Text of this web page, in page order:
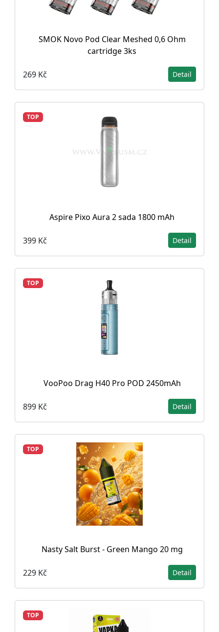
SMOK Novo Pod Clear Meshed 0,6 Ohm
cartridge 3ks
269 Kč Detail
TOP
Aspire Pixo Aura 2 sada 1800 mAh
399 Kč Detail
TOP
VooPoo Drag H40 Pro POD 2450mAh
899 Kč Detail
TOP
Nasty Salt Burst - Green Mango 20 mg
229 Kč Detail
TOP